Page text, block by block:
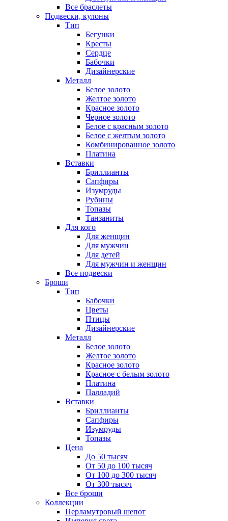
Все браслеты
Подвески, кулоны
Тип
Бегунки
Кресты
Сердце
Бабочки
Дизайнерские
Металл
Белое золото
Желтое золото
Красное золото
Черное золото
Белое с красным золото
Белое с желтым золото
Комбинированное золото
Платина
Вставки
Бриллианты
Сапфиры
Изумруды
Рубины
Топазы
Танзаниты
Для кого
Для женщин
Для мужчин
Для детей
Для мужчин и женщин
Все подвески
Броши
Тип
Бабочки
Цветы
Птицы
Дизайнерские
Металл
Белое золото
Желтое золото
Красное золото
Красное с белым золото
Платина
Палладий
Вставки
Бриллианты
Сапфиры
Изумруды
Топазы
Цена
До 50 тысяч
От 50 до 100 тысяч
От 100 до 300 тысяч
От 300 тысяч
Все броши
Коллекции
Перламутровый шепот